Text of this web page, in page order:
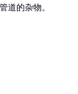
道的杂物。